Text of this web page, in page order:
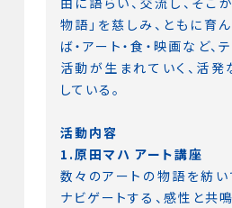
物語」を慈しみ、ともに育ん
ば・アート・食・映画など、
活動が生まれていく、活
している。
活動内容
1.原田マハ アート講座
数々のアートの物語を紡
ナビゲートする、感性と共